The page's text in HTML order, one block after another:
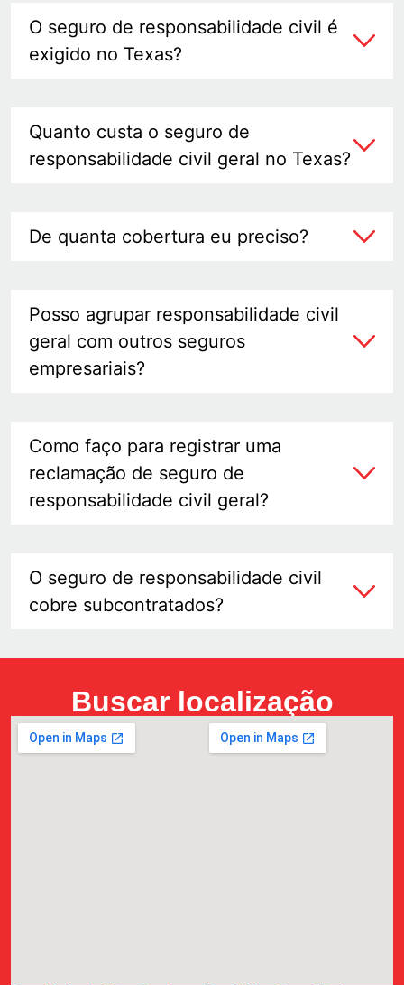
O seguro de responsabilidade civil é
exigido no Texas?
Quanto custa o seguro de
responsabilidade civil geral no Texas?
De quanta cobertura eu preciso?
Posso agrupar responsabilidade civil
geral com outros seguros
empresariais?
Como faço para registrar uma
reclamação de seguro de
responsabilidade civil geral?
O seguro de responsabilidade civil
cobre subcontratados?
Buscar localização